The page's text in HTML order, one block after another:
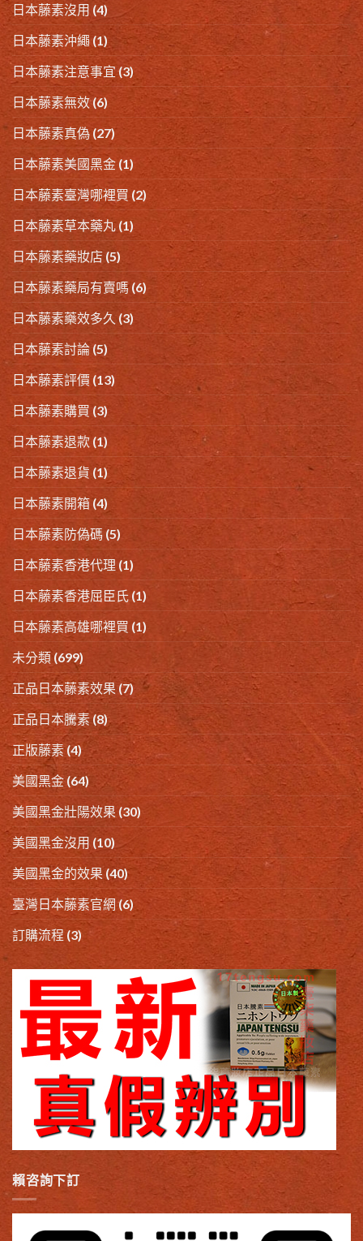
日本藤素沒用 (4)
日本藤素沖繩 (1)
日本藤素注意事宜(3)
日本藤素無效(6)
日本藤素真偽 (27)
日本藤素美國黑金 (1)
日本藤素臺灣哪裡買 (2)
日本藤素草本藥丸 (1)
日本藤素藥妝店 (5)
日本藤素藥局有賣嗎 (6)
日本藤素藥效多久 (3)
日本藤素討論 (5)
日本藤素評價 (13)
日本藤素購買 (3)
日本藤素退款 (1)
日本藤素退貨 (1)
日本藤素開箱 (4)
日本藤素防偽碼 (5)
日本藤素香港代理 (1)
日本藤素香港屈臣氏 (1)
日本藤素高雄哪裡買 (1)
未分類 (699)
正品日本藤素效果 (7)
正品日本騰素(8)
正版藤素(4)
美國黑金(64)
美國黑金壯陽效果 (30)
美國黑金沒用 (10)
美國黑金的效果 (40)
臺灣日本藤素官網(6)
訂購流程 (3)
賴咨詢下訂